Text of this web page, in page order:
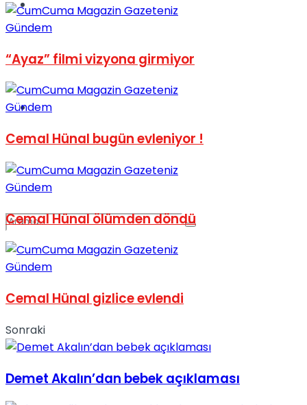
Spor
Podcast
No Result
Gündem
“Ayaz” filmi vizyona girmiyor
Gündem
Cemal Hünal bugün evleniyor !
Gündem
Cemal Hünal ölümden döndü
Gündem
Cemal Hünal gizlice evlendi
Sonraki
Demet Akalın’dan bebek açıklaması